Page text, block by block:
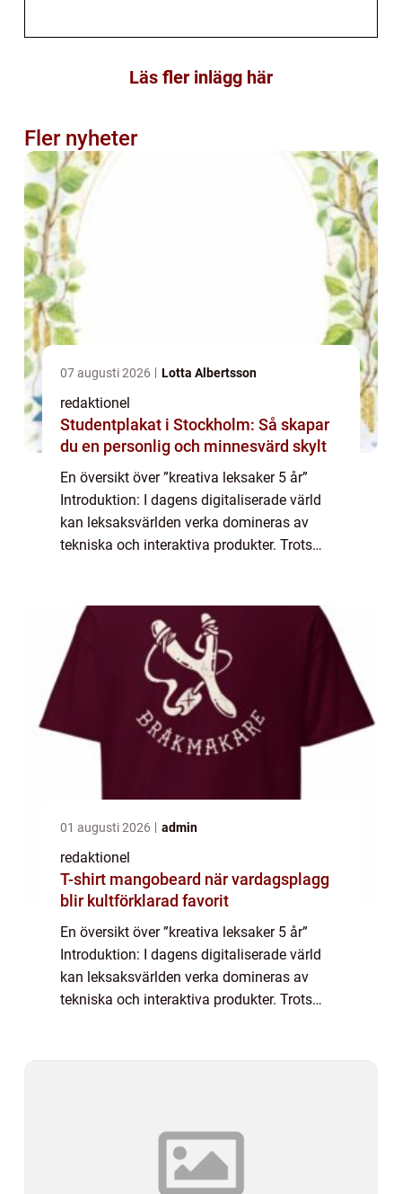
Läs fler inlägg här
Fler nyheter
07 augusti 2026 Lotta Albertsson
redaktionel
Studentplakat i Stockholm: Så skapar
du en personlig och minnesvärd skylt
En översikt över ”kreativa leksaker 5 år”
Introduktion: I dagens digitaliserade värld
kan leksaksvärlden verka domineras av
tekniska och interaktiva produkter. Trots
01 augusti 2026 admin
redaktionel
T-shirt mangobeard när vardagsplagg
blir kultförklarad favorit
En översikt över ”kreativa leksaker 5 år”
Introduktion: I dagens digitaliserade värld
kan leksaksvärlden verka domineras av
tekniska och interaktiva produkter. Trots